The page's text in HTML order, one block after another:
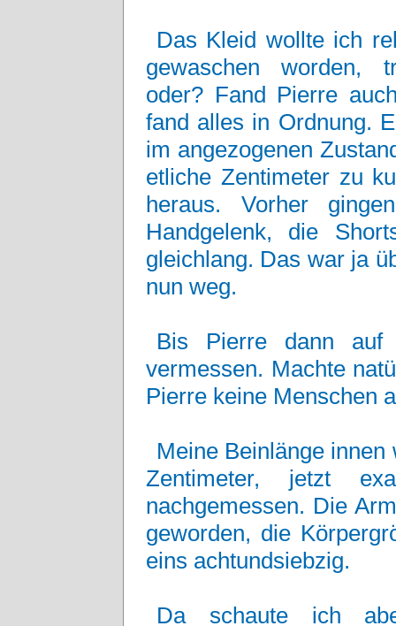
Das Kleid wollte ich
gewaschen worden,
oder? Fand Pierre
fand alles in Ordnung.
im angezogenen
etliche Zentimeter zu
heraus. Vorher
Handgelenk, die
gleichlang. Das war ja
nun weg.
Bis Pierre dann
vermessen. Machte
Pierre keine Menschen
Meine Beinlänge
Zentimeter, jetzt
nachgemessen. Die
geworden, die
eins achtundsiebzig.
Da schaute ich